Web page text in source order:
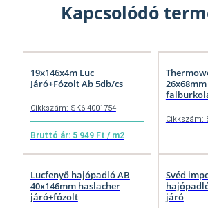
Kapcsolódó
19x146x4m Luc
Járó+Fózolt Ab 5db/cs
Cikkszám: SK6-4001754
Bruttó ár: 5 949 Ft / m2
Cikkszám:
Lucfenyő hajópadló AB
40x146mm haslacher
járó+fózolt
Svéd
járó